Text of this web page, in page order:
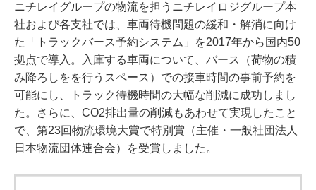
ニチレイグループの物流を担うニチレイロジグループ本
社および各支社では、車両待機問題の緩和・解消に向け
た「トラックバース予約システム」を2017年から国内50
拠点で導入。入庫する車両について、バース（荷物の積
み降ろしをを行うスペース）での接車時間の事前予約を
可能にし、トラック待機時間の大幅な削減に成功しまし
た。さらに、CO2排出量の削減もあわせて実現したこと
で、第23回物流環境大賞で特別賞（主催・一般社団法人
日本物流団体連合会）を受賞しました。